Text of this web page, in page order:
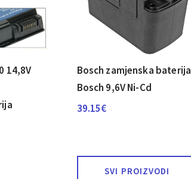
14,8V
Bosch zamjenska baterija
Bosch 9,6V Ni-Cd
39.15€
SVI PROIZVODI